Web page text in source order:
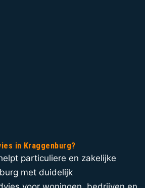
in Kraggenburg?
particuliere en zakelijke
met duidelijk